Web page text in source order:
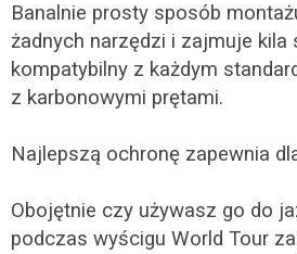
Banalnie prosty sposób
żadnych narzędzi i zajmuje kila
kompatybilny z każdym
z karbonowymi prętami.
Najlepszą ochronę zapewnia
Obojętnie czy używasz go do
podczas wyścigu World Tour